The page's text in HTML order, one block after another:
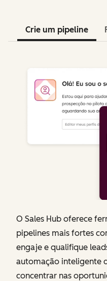
Crie um pipeline
O Sales Hub oferece
pipelines mais fortes
engaje e qualifique
automação inteligente
concentrar nas